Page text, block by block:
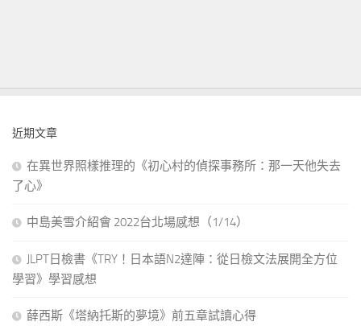
近期文章
在異世界照樣推理的《初心村的偵探事務所：那一天他失去
了心》
中島美雪介紹會 2022台北場感想（1/14）
JLPT日檢書《TRY！日本語N2達陣：從日檢文法展開全方位
學習》學習感想
薛西斯《塔納托斯的夢境》前五章試讀心得